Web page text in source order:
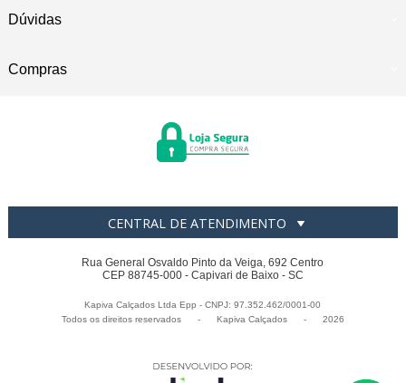
Dúvidas
Compras
CENTRAL DE ATENDIMENTO
Rua General Osvaldo Pinto da Veiga, 692 Centro
CEP 88745-000 - Capivari de Baixo - SC
Kapiva Calçados Ltda Epp - CNPJ: 97.352.462/0001-00
Todos os direitos reservados
- Kapiva Calçados - 2026